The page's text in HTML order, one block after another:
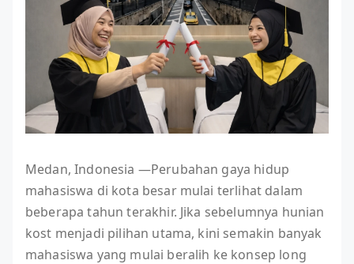
Medan, Indonesia —Perubahan gaya hidup
mahasiswa di kota besar mulai terlihat dalam
beberapa tahun terakhir. Jika sebelumnya hunian
kost menjadi pilihan utama, kini semakin banyak
mahasiswa yang mulai beralih ke konsep long